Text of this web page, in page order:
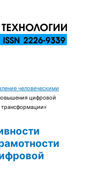
человеческими
цифровой